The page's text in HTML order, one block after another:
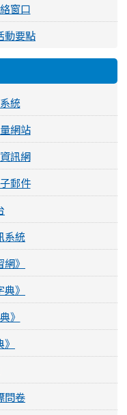
窗口
動要點
統
網站
訊網
郵件
系統
》
》
》
問卷